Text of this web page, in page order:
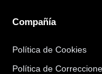
Compañía
Política de Cookies
Política de